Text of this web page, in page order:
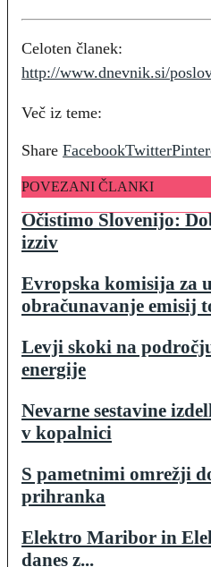
Celoten članek:
http://www.dnevnik.si/
Več iz teme:
Share FacebookTwitter
POVEZANI ČLANKI
Očistimo Slovenijo:
izziv
Evropska komisija za
obračunavanje emisij
Levji skoki na
energije
Nevarne sestavine
v kopalnici
S pametnimi omrežji
prihranka
Elektro Maribor in
danes z...